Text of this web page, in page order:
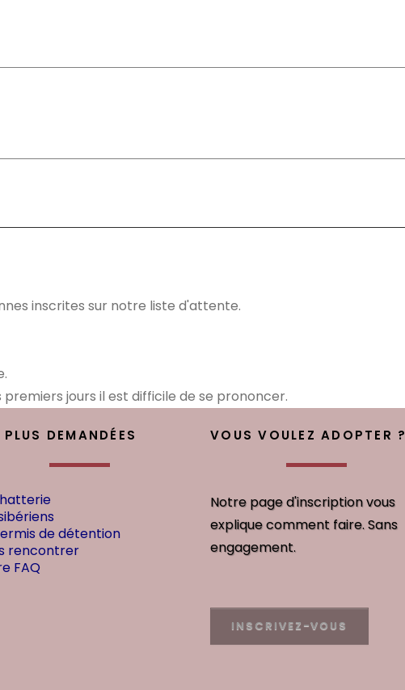
inscrites sur notre liste d'attente.
jours il est difficile de se prononcer.
PLUS DEMANDÉES
de détention
rencontrer
FAQ
VOUS VOULEZ ADOPTER ?
Notre page d'inscription vous
explique comment faire. Sans
engagement.
INSCRIVEZ-VOUS